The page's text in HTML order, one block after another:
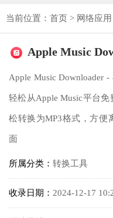
当前位置： 首页 > 网络应用
Apple Music
Apple Music Downloader
轻松从Apple Music平台
松转换为MP3格式，方便
面
所属分类： 转换工具
收录日期： 2024-12-17